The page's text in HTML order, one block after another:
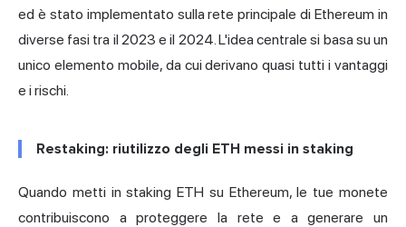
ed è stato implementato sulla rete principale di Ethereum in
diverse fasi tra il 2023 e il 2024. L'idea centrale si basa su un
unico elemento mobile, da cui derivano quasi tutti i vantaggi
e i rischi.
Restaking: riutilizzo degli ETH messi in staking
Quando metti in staking ETH su Ethereum, le tue monete
contribuiscono a proteggere la rete e a generare un